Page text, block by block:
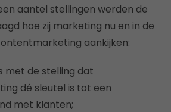
aantel stellingen werden de
hoe zij marketing nu en in de
aankijken:
met de stelling dat
dé sleutel is tot een
met klanten;